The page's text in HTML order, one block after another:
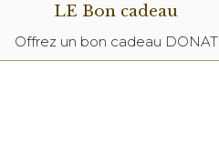
LE Bon cadeau
Offrez un bon cadeau DONAT